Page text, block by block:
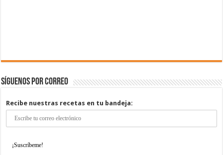
Síguenos por correo
Recibe nuestras recetas en tu bandeja: